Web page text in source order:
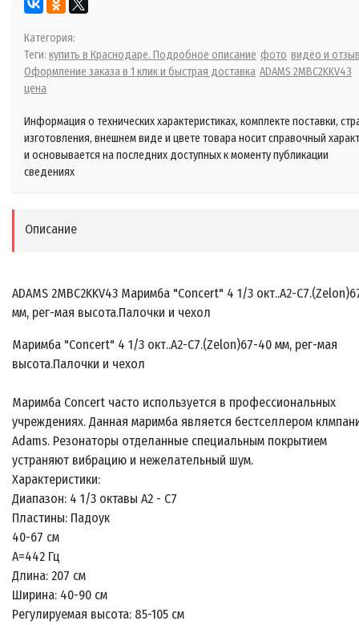
Категория:
Теги: купить в Краснодаре. Подробное описание фото видео и
Оформление заказа в 1 клик и быстрая доставка ADAMS 2MBС2KKV43
цена
Информация о технических характеристиках, комплекте поставки,
изготовления, внешнем виде и цвете товара носит справочный
и основывается на последних доступных к моменту публикации
сведениях
Описание
ADAMS 2MBС2KKV43 Маримба "Concert" 4 1/3 окт..A2-
мм, рег-мая высота.Палочки и чехол
Маримба "Concert" 4 1/3 окт..A2-C7.(Zelon)67-40 мм, рег-мая
высота.Палочки и чехол
Маримба Concert часто используется в профессиональных
учреждениях. Данная маримба является бестселлером
Adams. Резонаторы отделанные специальным покрытием
устраняют вибрацию и нежелательный шум.
Характеристики:
Диапазон: 4 1/3 октавы А2 - С7
Пластины: Падоук
40-67 см
А=442 Гц
Длина: 207 см
Ширина: 40-90 см
Регулируемая высота: 85-105 см